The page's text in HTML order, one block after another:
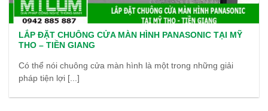
LẮP ĐẶT CHUÔNG CỬA MÀN HÌNH PANASONIC TẠI MỸ
THO – TIỀN GIANG
Có thể nói chuông cửa màn hình là một trong những giải
pháp tiện lợi [...]